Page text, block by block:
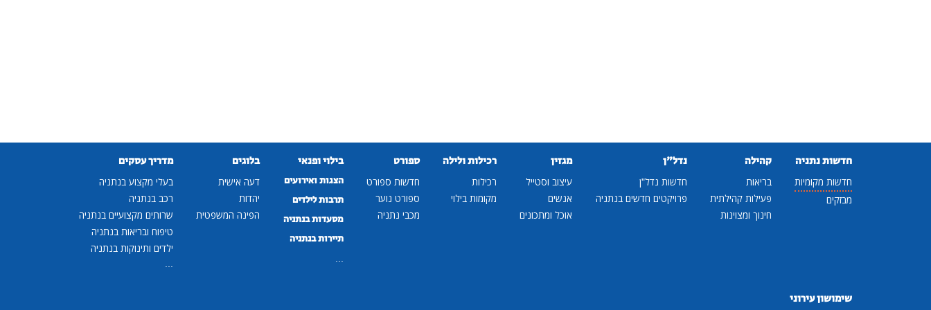
חדשות נתניה
חדשות מקומיות
מבזקים
קהילה
בריאות
פעילות קהילתית
חינוך ומצוינות
נדל"ן
חדשות נדל"ן
פרויקטים חדשים בנתניה
מגזין
עיצוב וסטייל
אנשים
אוכל ומתכונים
רכילות ולילה
רכילות
מקומות בילוי
ספורט
חדשות ספורט
ספורט נוער
מכבי נתניה
בילוי ופנאי
הצגות ואירועים
תרבות לילדים
מסעדות בנתניה
תיירות בנתניה
בלוגים
דעה אישית
יהדות
הפינה המשפטית
מדריך עסקים
בעלי מקצוע בנתניה
רכב בנתניה
שרותים מקצועיים בנתניה
טיפוח ובריאות בנתניה
ילדים ותינוקות בנתניה
שימושון עירוני